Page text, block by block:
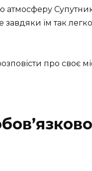
атмосферу
завдяки їм так
про своє